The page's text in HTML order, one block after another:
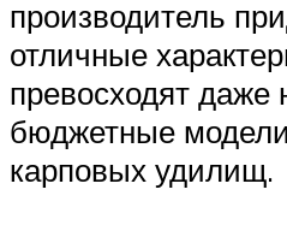
производитель
отличные
превосходят даже
бюджетные
карповых удилищ.